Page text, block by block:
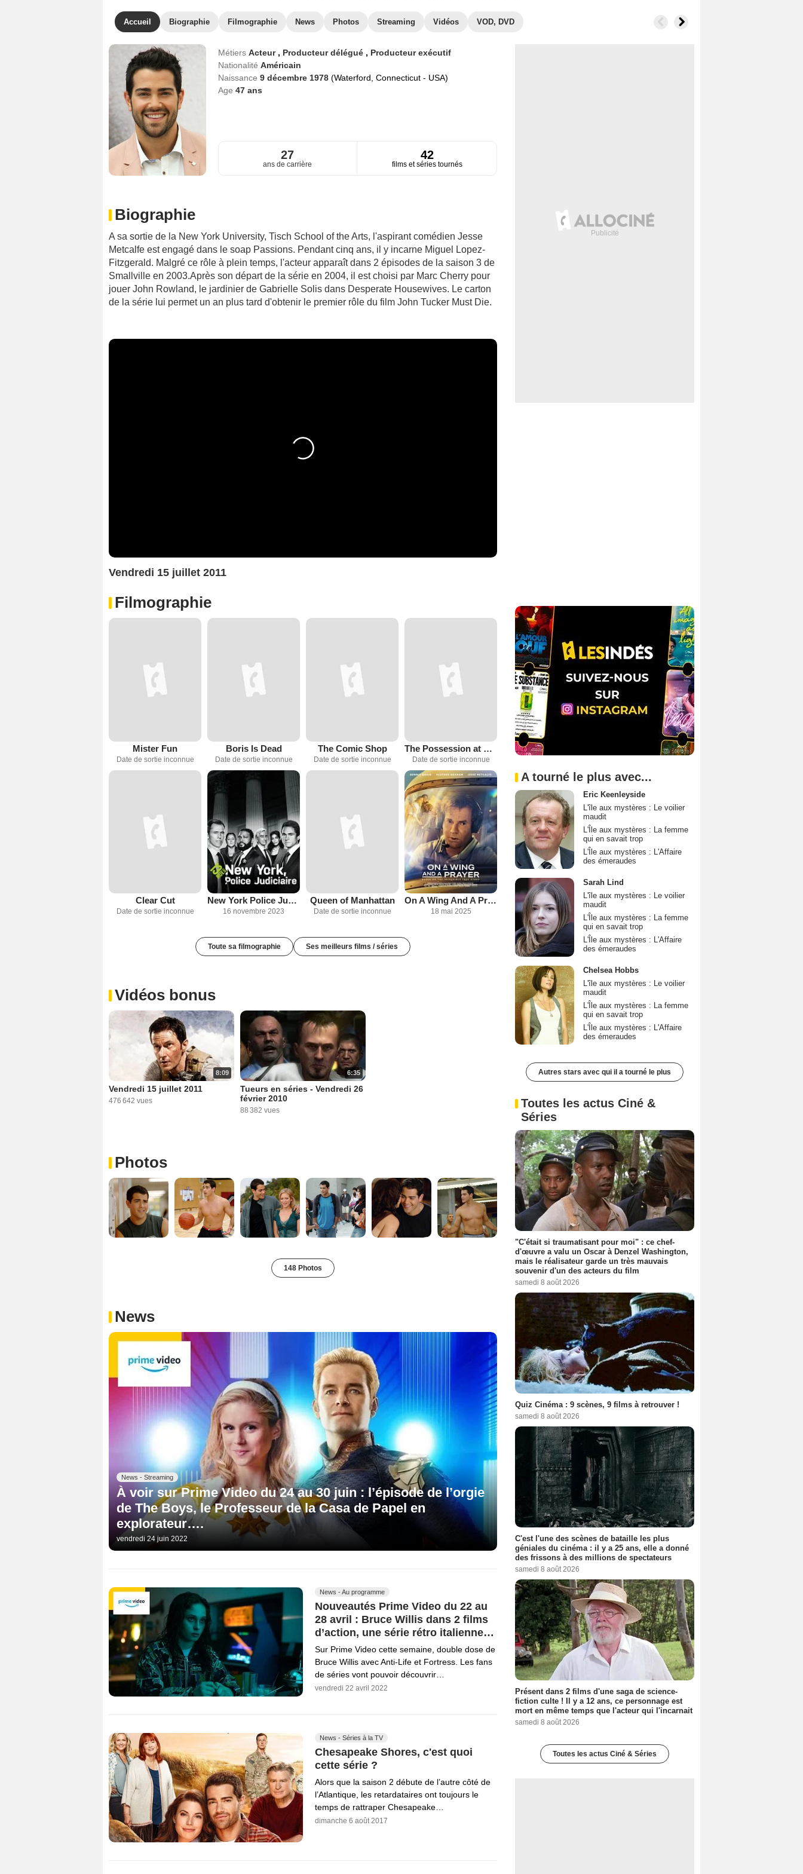
Accueil Biographie Filmographie News Photos Streaming Vidéos VOD, DVD
Métiers Acteur , Producteur délégué , Producteur exécutif
Nationalité Américain
Naissance 9 décembre 1978 (Waterford, Connecticut - USA)
Age 47ans
27
ans de carrière
42
films et séries tournés
Biographie
A sa sortie de la New York University, Tisch School of the Arts, l'aspirant comédien Jesse
Metcalfe est engagé dans le soap Passions. Pendant cinq ans, il y incarne Miguel Lopez-
Fitzgerald. Malgré ce rôle à plein temps, l'acteur apparaît dans 2 épisodes de la saison 3 de
Smallville en 2003.Après son départ de la série en 2004, il est choisi par Marc Cherry pour
jouer John Rowland, le jardinier de Gabrielle Solis dans Desperate Housewives. Le carton
de la série lui permet un an plus tard d'obtenir le premier rôle du film John Tucker Must Die.
Vendredi 15 juillet 2011
Filmographie
Mister Fun
Date de sortie inconnue
Boris Is Dead
Date de sortie inconnue
The Comic Shop
Date de sortie inconnue
The Possession at Gladstone Manor
Date de sortie inconnue
Clear Cut
Date de sortie inconnue
New York Police Judiciaire
16 novembre 2023
Queen of Manhattan
Date de sortie inconnue
On A Wing And A Prayer
18 mai 2025
Toute sa filmographie Ses meilleurs films / séries
Vidéos bonus
8:09
Vendredi 15 juillet 2011
476 642 vues
6:35
Tueurs en séries - Vendredi 26
février 2010
88 382 vues
Photos
148 Photos
News
News - Streaming
À voir sur Prime Video du 24 au 30 juin : l’épisode de l’orgie
de The Boys, le Professeur de la Casa de Papel en
explorateur….
vendredi 24 juin 2022
News - Au programme
Nouveautés Prime Video du 22 au
28 avril : Bruce Willis dans 2 films
d’action, une série rétro italienne…
Sur Prime Video cette semaine, double dose de
Bruce Willis avec Anti-Life et Fortress. Les fans
de séries vont pouvoir découvrir…
vendredi 22 avril 2022
News - Séries à la TV
Chesapeake Shores, c'est quoi
cette série ?
Alors que la saison 2 débute de l’autre côté de
l’Atlantique, les retardataires ont toujours le
temps de rattraper Chesapeake…
dimanche 6 août 2017
A tourné le plus avec...
Eric Keenleyside
L'île aux mystères : Le voilier
maudit
L'Île aux mystères : La femme
qui en savait trop
L'Île aux mystères : L'Affaire
des émeraudes
Sarah Lind
L'île aux mystères : Le voilier
maudit
L'Île aux mystères : La femme
qui en savait trop
L'Île aux mystères : L'Affaire
des émeraudes
Chelsea Hobbs
L'île aux mystères : Le voilier
maudit
L'Île aux mystères : La femme
qui en savait trop
L'Île aux mystères : L'Affaire
des émeraudes
Autres stars avec qui il a tourné le plus
Toutes les actus Ciné &
Séries
"C'était si traumatisant pour moi" : ce chef-
d'œuvre a valu un Oscar à Denzel Washington,
mais le réalisateur garde un très mauvais
souvenir d'un des acteurs du film
samedi 8 août 2026
Quiz Cinéma : 9 scènes, 9 films à retrouver !
samedi 8 août 2026
C'est l'une des scènes de bataille les plus
géniales du cinéma : il y a 25 ans, elle a donné
des frissons à des millions de spectateurs
samedi 8 août 2026
Présent dans 2 films d'une saga de science-
fiction culte ! Il y a 12 ans, ce personnage est
mort en même temps que l'acteur qui l'incarnait
samedi 8 août 2026
Toutes les actus Ciné & Séries